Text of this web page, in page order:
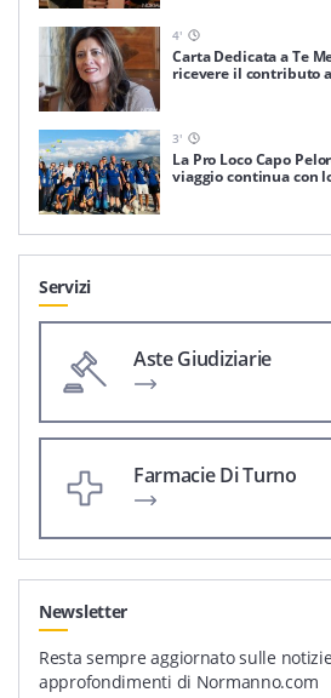
4'
Carta Dedicata a Te
ricevere il contributo
3'
La Pro Loco Capo
viaggio continua con
Servizi
Aste Giudiziarie
Farmacie Di Turno
Newsletter
Resta sempre aggiornato sulle
approfondimenti di Normanno.com